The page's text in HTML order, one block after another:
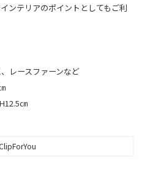
ンテリアのポイントとしてもご利
レースファーンなど
㎝